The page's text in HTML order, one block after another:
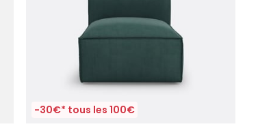
-30€* tous les 100€